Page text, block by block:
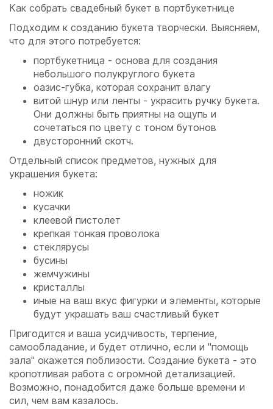
Как собрать свадебный букет в портбукетнице
Подходим к созданию букета творчески. Выясняем,
что для этого потребуется:
портбукетница - основа для создания
небольшого полукруглого букета
оазис-губка, которая сохранит влагу
витой шнур или ленты - украсить ручку букета.
Они должны быть приятны на ощупь и
сочетаться по цвету с тоном бутонов
двусторонний скотч.
Отдельный список предметов, нужных для
украшения букета:
ножик
кусачки
клеевой пистолет
крепкая тонкая проволока
стеклярусы
бусины
жемчужины
кристаллы
иные на ваш вкус фигурки и элементы, которые
будут украшать ваш счастливый букет
Пригодится и ваша усидчивость, терпение,
самообладание, и будет отлично, если и "помощь
зала" окажется поблизости. Создание букета - это
кропотливая работа с огромной детализацией.
Возможно, понадобится даже больше времени и
сил, чем вам казалось.